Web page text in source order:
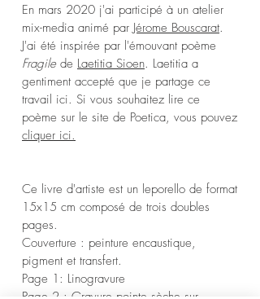
En mars 2020 j'ai participé à un atelier
mix-media animé parJérome Bouscarat.
J'ai été inspirée par l'émouvant poème
Fragilede Laetitia Sioen. Laetitia a
gentiment accepté que je partage ce
travail ici.​ Si vous souhaitez lire ce
poème sur le site de Poetica, vous pouvez
cliquer ici.
Ce livre d'artiste est un leporello de format
15x15 cm composé de trois doubles
pages.
Couverture : peinture encaustique,
pigment et transfert.
Page 1: Linogravure